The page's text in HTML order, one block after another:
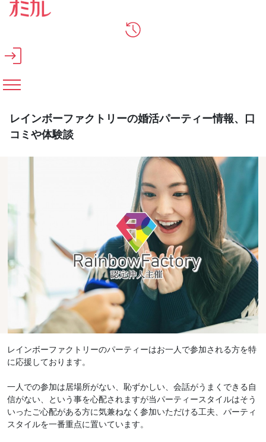
メインコンテンツへスキップ
レインボーファクトリーの婚活パーティー情報、口
コミや体験談
レインボーファクトリーのパーティーはお一人で参加される方を特
に応援しております。
一人での参加は居場所がない、恥ずかしい、会話がうまくできる自
信がない、という事を心配されますが当パーティースタイルはそう
いったご心配がある方に気兼ねなく参加いただける工夫、パーティ
スタイルを一番重点に置いています。